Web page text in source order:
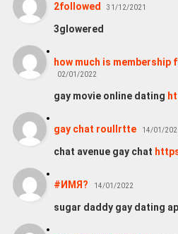
2followed 31/12/2021
3glowered
how much is
02/01/2022
gay movie online dating
gay chat roullrtte 14/01/
chat avenue gay chat
#ИМЯ? 14/01/2022
sugar daddy gay dating